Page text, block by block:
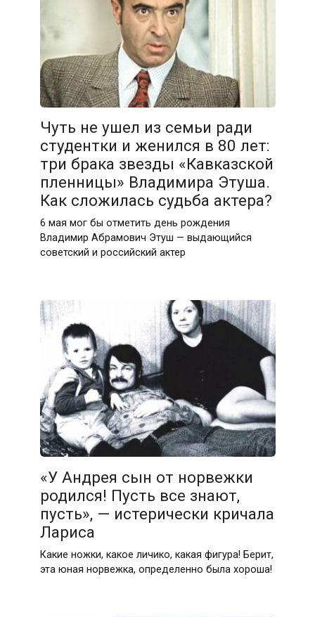
Чуть не ушел из семьи ради
студентки и женился в 80 лет:
три брака звезды «Кавказской
пленницы» Владимира Этуша.
Как сложилась судьба актера?
6 мая мог бы отметить день рождения
Владимир Абрамович Этуш — выдающийся
советский и российский актер
«У Андрея сын от норвежки
родился! Пусть все знают,
пусть», — истерически кричала
Лариса
Какие ножки, какое личико, какая фигура! Берит,
эта юная норвежка, определенно была хороша!